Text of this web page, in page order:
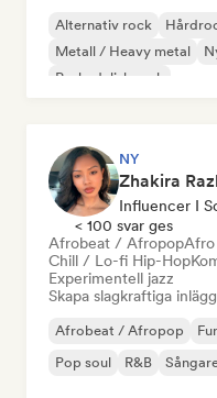
Alternativ rock
Metall / Heavy metal
Psykedelisk rock
NY
Zhakira
Influencer I
< 100 svar ges
Afrobeat / AfropopAfro
Chill / Lo-fi Hip-Hop
Experimentell jazz
Skapa slagkraftiga
Afrobeat / Afropop
Pop soul
R&B